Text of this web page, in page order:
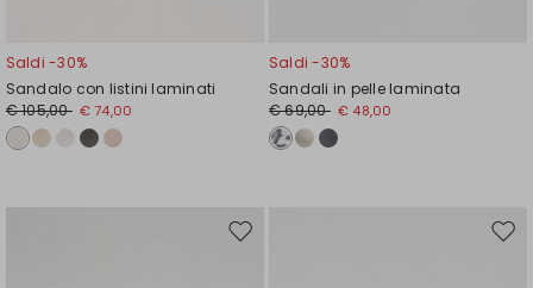
Saldi -30%
Sandalo con listini laminati
€ 105,00 € 74,00
Saldi -30%
Sandali in pelle laminata
€ 69,00 € 48,00
Sposta